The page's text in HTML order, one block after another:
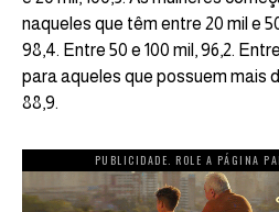
naqueles que têm entre 20 mil e
98,4. Entre 50 e 100 mil, 96,2.
para aqueles que possuem mais
88,9.
PUBLICIDADE. ROLE A PÁGINA